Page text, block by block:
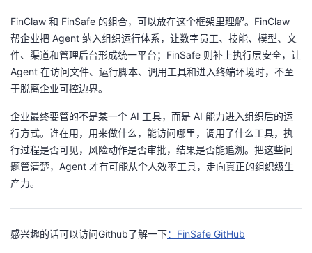
FinClaw 和 FinSafe 的组合，可以放在这个框架里理解。FinClaw
帮企业把 Agent 纳入组织运行体系，让数字员工、技能、模型、文
件、渠道和管理后台形成统一平台；FinSafe 则补上执行层安全，让
Agent 在访问文件、运行脚本、调用工具和进入终端环境时，不至
于脱离企业可控边界。
企业最终要管的不是某一个 AI 工具，而是 AI 能力进入组织后的运
行方式。谁在用，用来做什么，能访问哪里，调用了什么工具，执
行过程是否可见，风险动作是否审批，结果是否能追溯。把这些问
题管清楚，Agent 才有可能从个人效率工具，走向真正的组织级生
产力。
感兴趣的话可以访问Github了解一下：FinSafe GitHub